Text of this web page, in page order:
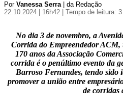
Por Vanessa Serra| da Redação
22.10.2024 | 16h42
| Tempo de leitura:
No dia 3 de novembro, a
Corrida do Empreendedor ACM,
170 anos da Associação
corrida é o penúltimo evento da
Barroso Fernandes, tendo sido
promover a união entre
de corridas